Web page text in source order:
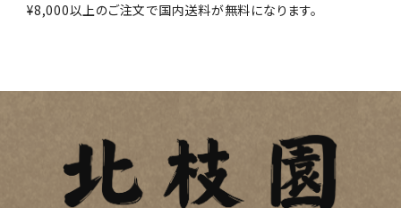
¥8,000以上のご注文で国内送料が無料になります。